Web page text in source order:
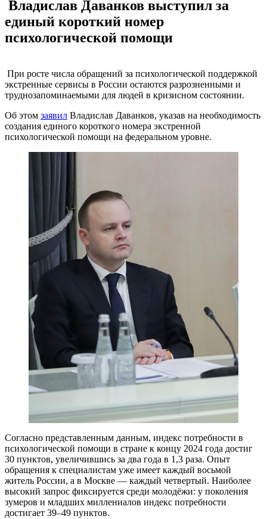
Владислав Даванков выступил за
единый короткий номер
психологической помощи
При росте числа обращений за психологической поддержкой
экстренные сервисы в России остаются разрозненными и
труднозапоминаемыми для людей в кризисном состоянии.
Об этом заявил Владислав Даванков, указав на необходимость
создания единого короткого номера экстренной
психологической помощи на федеральном уровне.
Согласно представленным данным, индекс потребности в
психологической помощи в стране к концу 2024 года достиг
30 пунктов, увеличившись за два года в 1,3 раза. Опыт
обращения к специалистам уже имеет каждый восьмой
житель России, а в Москве — каждый четвертый. Наиболее
высокий запрос фиксируется среди молодёжи: у поколения
зумеров и младших миллениалов индекс потребности
достигает 39–49 пунктов.